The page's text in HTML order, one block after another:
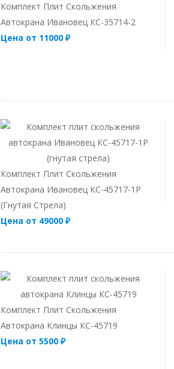
Комплект Плит Скольжения
Автокрана Ивановец КС-35714-2
Цена от 11000 ₽
Комплект Плит Скольжения
Автокрана Ивановец КС-45717-1Р
(гнутая Стрела)
Цена от 49000 ₽
Комплект Плит Скольжения
Автокрана Клинцы КС-45719
Цена от 5500 ₽